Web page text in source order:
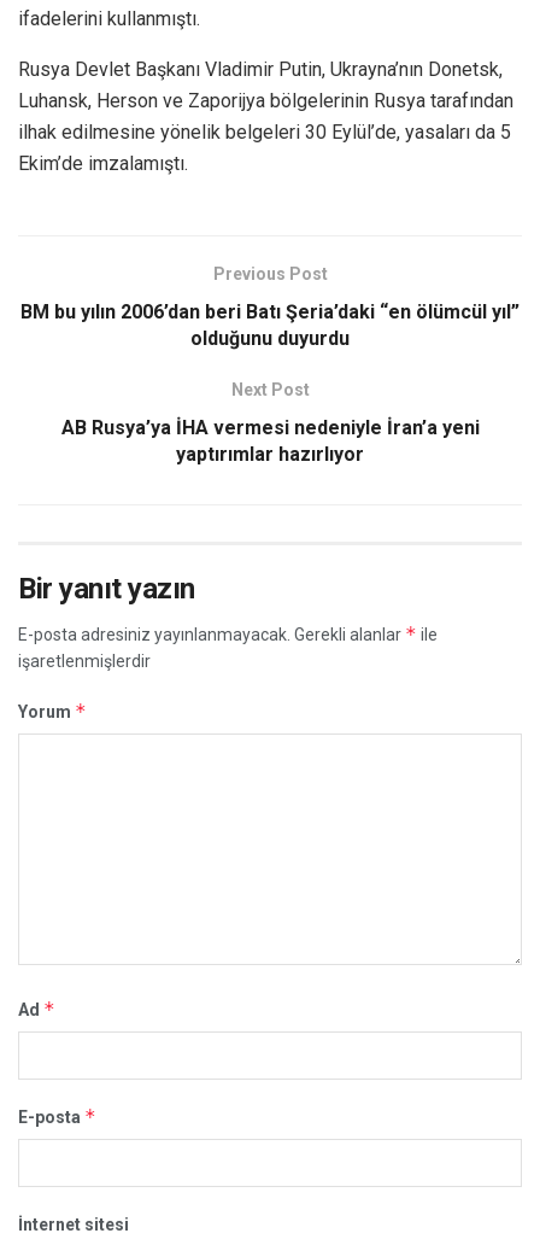
ifadelerini kullanmıştı.
Rusya Devlet Başkanı Vladimir Putin, Ukrayna’nın Donetsk,
Luhansk, Herson ve Zaporijya bölgelerinin Rusya tarafından
ilhak edilmesine yönelik belgeleri 30 Eylül’de, yasaları da 5
Ekim’de imzalamıştı.
Previous Post
BM bu yılın 2006’dan beri Batı Şeria’daki “en ölümcül yıl”
olduğunu duyurdu
Next Post
AB Rusya’ya İHA vermesi nedeniyle İran’a yeni
yaptırımlar hazırlıyor
Bir yanıt yazın
E-posta adresiniz yayınlanmayacak. Gerekli alanlar * ile
işaretlenmişlerdir
Yorum *
Ad *
E-posta *
İnternet sitesi